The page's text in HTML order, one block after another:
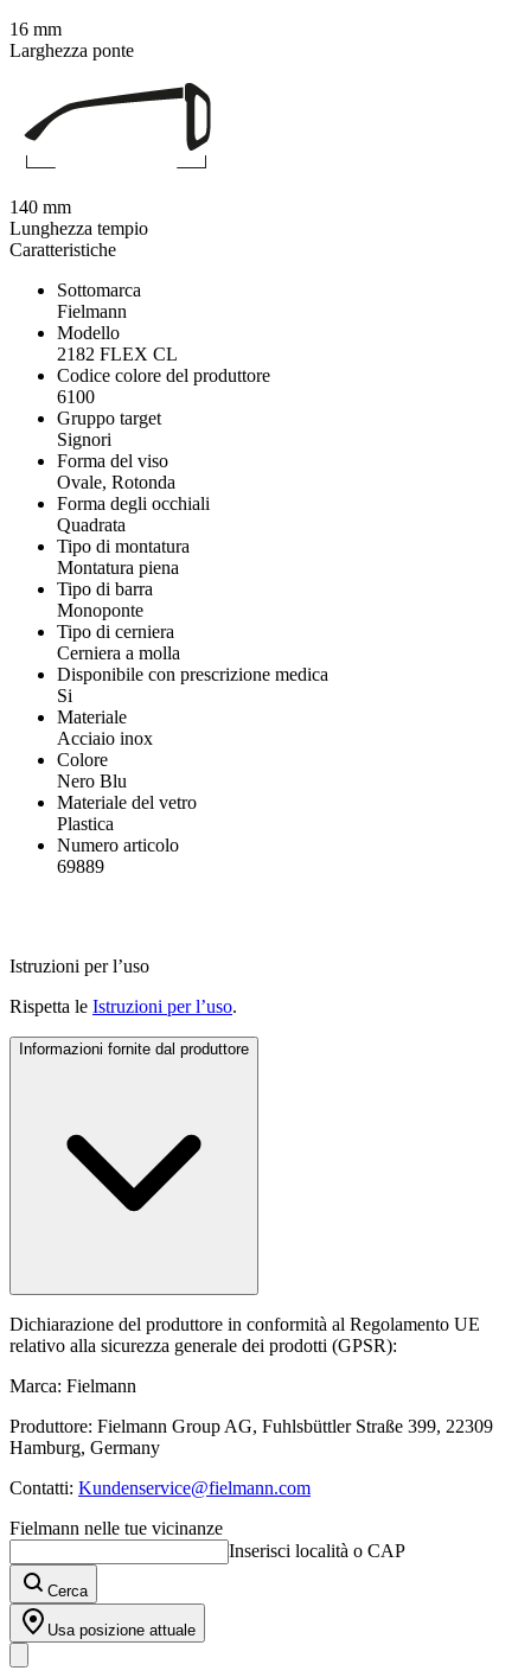
Caratteristiche
Sottomarca
Fielmann
Modello
2182 FLEX CL
Codice colore del produttore
6100
Gruppo target
Signori
Forma del viso
Ovale, Rotonda
Forma degli occhiali
Quadrata
Tipo di montatura
Montatura piena
Tipo di barra
Monoponte
Tipo di cerniera
Cerniera a molla
Disponibile con prescrizione medica
Si
Materiale
Acciaio inox
Colore
Nero Blu
Materiale del vetro
Plastica
Numero articolo
69889
Istruzioni per l’uso
Rispetta le Istruzioni per l’uso.
Informazioni fornite dal produttore
Dichiarazione del produttore in conformità al Regolamento UE
relativo alla sicurezza generale dei prodotti (GPSR):
Marca: Fielmann
Produttore: Fielmann Group AG, Fuhlsbüttler Straße 399, 22309
Hamburg, Germany
Contatti: Kundenservice@fielmann.com
16 mm
Larghezza ponte
140 mm
Lunghezza tempio
Fielmann nelle tue vicinanze
Inserisci località o CAP
Cerca
Usa posizione attuale